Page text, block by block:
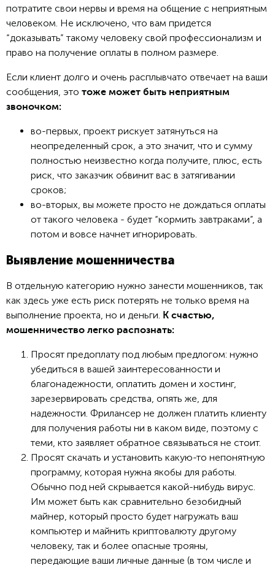
потратите свои нервы и время на общение с неприятным
человеком. Не исключено, что вам придется
“доказывать” такому человеку свой профессионализм и
право на получение оплаты в полном размере.
Если клиент долго и очень расплывчато отвечает на ваши
сообщения, это тоже может быть неприятным
звоночком:
во-первых, проект рискует затянуться на
неопределенный срок, а это значит, что и сумму
полностью неизвестно когда получите, плюс, есть
риск, что заказчик обвинит вас в затягивании
сроков;
во-вторых, вы можете просто не дождаться оплаты
от такого человека - будет “кормить завтраками”, а
потом и вовсе начнет игнорировать.
Выявление мошенничества
В отдельную категорию нужно занести мошенников, так
как здесь уже есть риск потерять не только время на
выполнение проекта, но и деньги. К счастью,
мошенничество легко распознать:
Просят предоплату под любым предлогом: нужно
убедиться в вашей заинтересованности и
благонадежности, оплатить домен и хостинг,
зарезервировать средства, опять же, для
надежности. Фрилансер не должен платить клиенту
для получения работы ни в каком виде, поэтому с
теми, кто заявляет обратное связываться не стоит.
Просят скачать и установить какую-то непонятную
программу, которая нужна якобы для работы.
Обычно под ней скрывается какой-нибудь вирус.
Им может быть как сравнительно безобидный
майнер, который просто будет нагружать ваш
компьютер и майнить криптовалюту другому
человеку, так и более опасные трояны,
передающие ваши личные данные (в том числе и